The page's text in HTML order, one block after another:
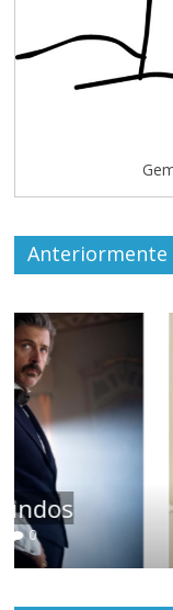
Anteriormente
Las series-
13 marzo, 2026